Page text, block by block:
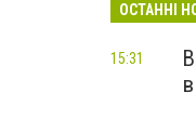
ОСТАННІ
15:31